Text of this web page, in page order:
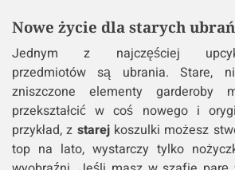
Nowe życie dla starych ubrań
Jednym z najczęściej
przedmiotów są ubrania. Stare,
zniszczone elementy garderoby
przekształcić w coś nowego i
przykład, z starejkoszulki możesz
top na lato, wystarczy tylko